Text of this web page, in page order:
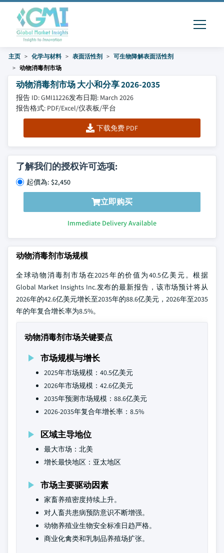
主页 化学与材料 表面活性剂
可生物降解表面活性剂
动物消毒剂市场
动物消毒剂市场 大小和分享 2026-2035
报告 ID: GMI11226发布日期: March 2026
报告格式: PDF/Excel/仪表板/平台
下载免费 PDF
了解我们的授权许可选项:
起價為: $2,450
立即购买
Immediate Delivery Available
动物消毒剂市场规模
全球动物消毒剂市场在2025年的价值为40.5亿美元。根据
Global Market Insights Inc.发布的最新报告，该市场预计将从
2026年的42.6亿美元增长至2035年的88.6亿美元，2026年至2035
年的年复合增长率为8.5%。
动物消毒剂市场关键要点
市场规模与增长
2025年市场规模：40.5亿美元
2026年市场规模：42.6亿美元
2035年预测市场规模：88.6亿美元
2026-2035年复合年增长率：8.5%
区域主导地位
最大市场：北美
增长最快地区：亚太地区
市场主要驱动因素
家畜养殖密度持续上升。
对人畜共患病预防意识不断增强。
动物养殖业生物安全标准日趋严格。
商业化禽类和乳制品养殖场扩张。